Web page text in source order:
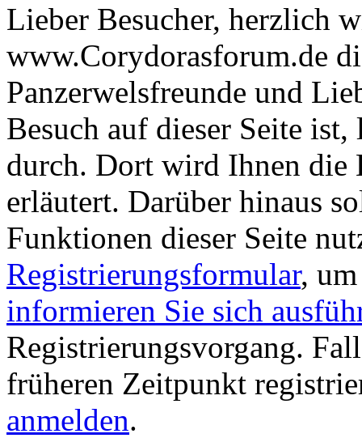
Lieber Besucher, herzlich
www.Corydorasforum.de
Panzerwelsfreunde und
Besuch auf dieser Seite
durch. Dort wird Ihnen die
erläutert. Darüber hinaus
Funktionen dieser Seite
Registrierungsformular,
informieren Sie sich
Registrierungsvorgang.
früheren Zeitpunkt
anmelden.